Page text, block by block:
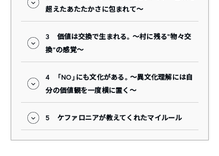
超えたあたたかさに包まれて〜
3
価値は交換で生まれる。〜村に残る“物々交
換”の感覚〜
4
「NO」にも文化がある。〜異文化理解には自
分の価値観を一度横に置く〜
5 ケファロニアが教えてくれたマイルール